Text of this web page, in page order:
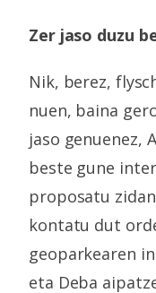
Zer jaso duzu
Nik, berez,
nuen, baina
jaso genuenez,
beste gune
proposatu
kontatu dut
geoparkearen
eta Deba